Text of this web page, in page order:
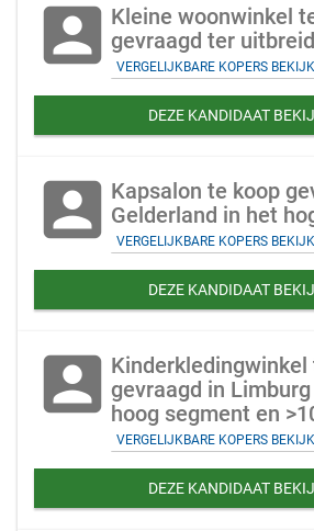
account_box Kleine woonwinkel
gevraagd ter
VERGELIJKBARE KOPERS
DEZE KANDIDAAT
account_box Kapsalon te koop
Gelderland in het
VERGELIJKBARE KOPERS
DEZE KANDIDAAT
account_box Kinderkledingwinkel
gevraagd in
hoog segment en
VERGELIJKBARE KOPERS
DEZE KANDIDAAT